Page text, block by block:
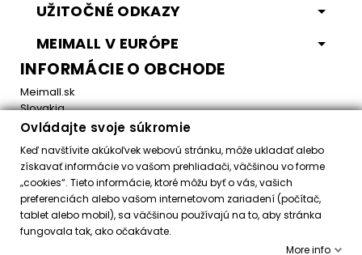
UŽITOČNÉ ODKAZY
MEIMALL V EURÓPE
INFORMÁCIE O OBCHODE
Meimall.sk
Slovakia
Email:office@meimall.sk
Control your Privacy
Všetky práva vyhradené ©
Ovládajte svoje súkromie
Keď navštívite akúkoľvek webovú stránku, môže ukladať alebo
získavať informácie vo vašom prehliadači, väčšinou vo forme
„cookies“. Tieto informácie, ktoré môžu byť o vás, vašich
preferenciách alebo vašom internetovom zariadení (počítač,
tablet alebo mobil), sa väčšinou používajú na to, aby stránka
fungovala tak, ako očakávate.
More info